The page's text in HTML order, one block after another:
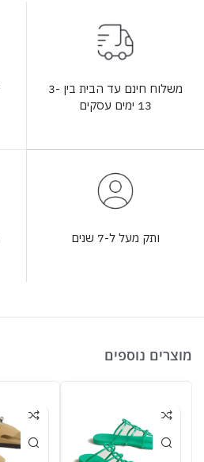
משלוח חינם עד הבית בין 3-
13 ימים עסקים
ותק מעל ל-7 שנים
מוצרים נוספים